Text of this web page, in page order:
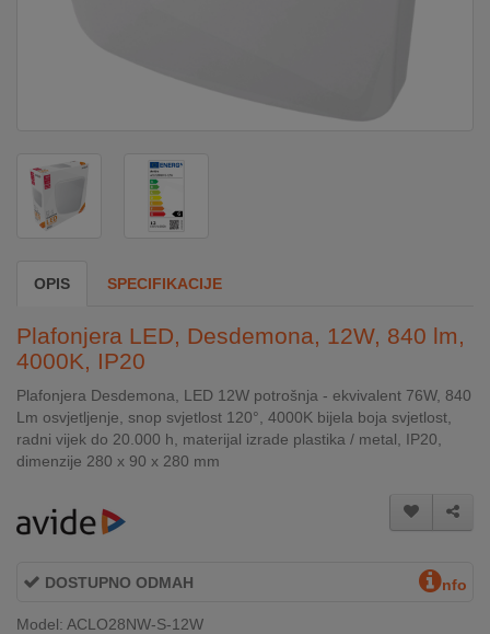
SECURITY
PC
GAME
INTERNO
OPIS SPECIFIKACIJE
Plafonjera LED, Desdemona, 12W, 840 lm,
4000K, IP20
Plafonjera Desdemona, LED 12W potrošnja - ekvivalent 76W, 840
Lm osvjetljenje, snop svjetlost 120°, 4000K bijela boja svjetlost,
radni vijek do 20.000 h, materijal izrade plastika / metal, IP20,
dimenzije 280 x 90 x 280 mm
DOSTUPNO ODMAH nfo
Model: ACLO28NW-S-12W